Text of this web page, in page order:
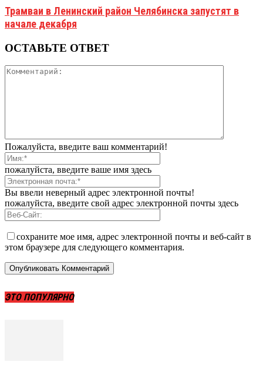
Трамваи в Ленинский район Челябинска запустят в
начале декабря
ОСТАВЬТЕ ОТВЕТ
Пожалуйста, введите ваш комментарий!
пожалуйста, введите ваше имя здесь
Вы ввели неверный адрес электронной почты!
пожалуйста, введите свой адрес электронной почты здесь
сохраните мое имя, адрес электронной почты и веб-сайт в
этом браузере для следующего комментария.
ЭТО ПОПУЛЯРНО